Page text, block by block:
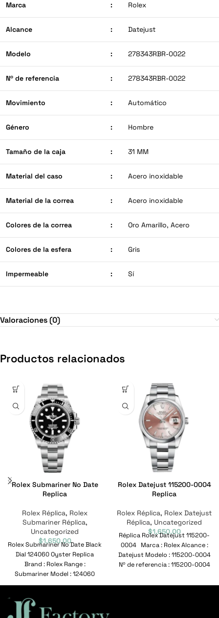
Marca : Rolex
Alcance : Datejust
Modelo : 278343RBR-0022
Nº de referencia : 278343RBR-0022
Movimiento : Automático
Género : Hombre
Tamaño de la caja : 31 MM
Material del caso : Acero inoxidable
Material de la correa : Acero inoxidable
Colores de la correa : Oro Amarillo, Acero
Colores de la esfera : Gris
Impermeable : Sí
Valoraciones (0)
Productos relacionados
Rolex Submariner No Date
Replica
Rolex Réplica, Rolex
Submariner Réplica,
Uncategorized
$1,650.00
Rolex Submariner No Date Black
Dial 124060 Oyster Replica
Brand : Rolex Range :
Submariner Model : 124060
Reference No
Rolex Datejust 115200-0004
Replica
Rolex Réplica, Rolex Datejust
Réplica, Uncategorized
$1,650.00
Réplica Rolex Datejust 115200-
0004 Marca : Rolex Alcance :
Datejust Modelo : 115200-0004
Nº de referencia : 115200-0004